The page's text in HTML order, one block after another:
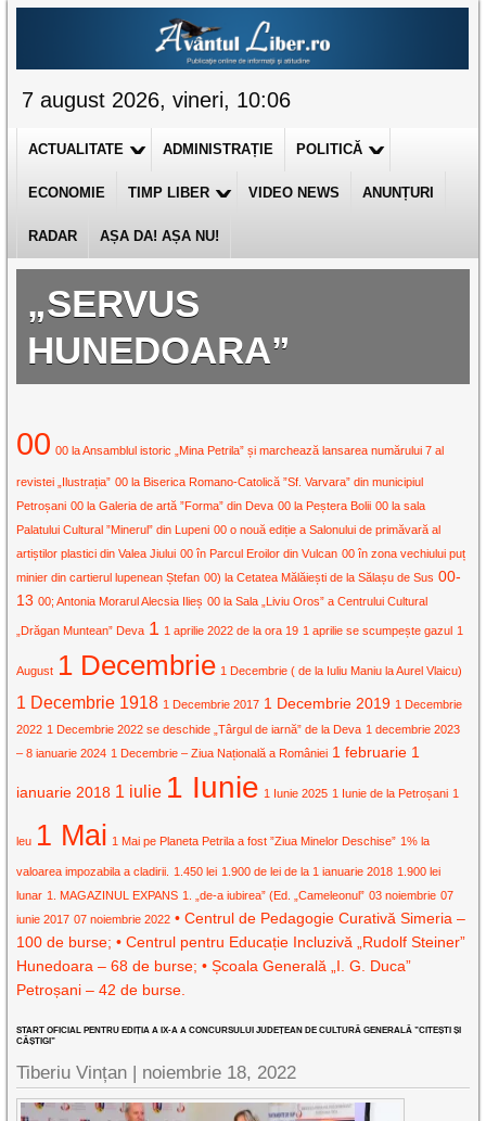
7 august 2026, vineri, 10:06
ACTUALITATE ADMINISTRAȚIE POLITICĂ
ECONOMIE TIMP LIBER VIDEO NEWS ANUNȚURI
RADAR AȘA DA! AȘA NU!
„SERVUS
HUNEDOARA”
00 00 la Ansamblul istoric „Mina Petrila” și marchează lansarea numărului 7 al
revistei „Ilustrația” 00 la Biserica Romano-Catolică ”Sf. Varvara” din municipiul
Petroșani 00 la Galeria de artă ”Forma” din Deva 00 la Peștera Bolii 00 la sala
Palatului Cultural ”Minerul” din Lupeni 00 o nouă ediție a Salonului de primăvară al
artiștilor plastici din Valea Jiului 00 în Parcul Eroilor din Vulcan 00 în zona vechiului puț
minier din cartierul lupenean Ștefan 00) la Cetatea Mălăiești de la Sălașu de Sus 00-
13 00; Antonia Morarul Alecsia Ilieș 00 la Sala „Liviu Oros” a Centrului Cultural
„Drăgan Muntean” Deva 1 1 aprilie 2022 de la ora 19 1 aprilie se scumpește gazul 1
August 1 Decembrie 1 Decembrie ( de la Iuliu Maniu la Aurel Vlaicu)
1 Decembrie 1918 1 Decembrie 2017 1 Decembrie 2019 1 Decembrie
2022 1 Decembrie 2022 se deschide „Târgul de iarnă” de la Deva 1 decembrie 2023
– 8 ianuarie 2024 1 Decembrie – Ziua Națională a României 1 februarie 1
ianuarie 2018 1 iulie 1 Iunie 1 Iunie 2025 1 Iunie de la Petroșani 1
leu 1 Mai 1 Mai pe Planeta Petrila a fost ”Ziua Minelor Deschise” 1% la
valoarea impozabila a cladirii. 1.450 lei 1.900 de lei de la 1 ianuarie 2018 1.900 lei
lunar 1. MAGAZINUL EXPANS 1. „de-a iubirea” (Ed. „Cameleonul” 03 noiembrie 07
iunie 2017 07 noiembrie 2022 • Centrul de Pedagogie Curativă Simeria –
100 de burse; • Centrul pentru Educație Incluzivă „Rudolf Steiner”
Hunedoara – 68 de burse; • Școala Generală „I. G. Duca”
Petroșani – 42 de burse.
START OFICIAL PENTRU EDIȚIA A IX-A A CONCURSULUI JUDEȚEAN DE CULTURĂ GENERALĂ ”CITEȘTI ȘI
CÂȘTIGI”
Tiberiu Vințan | noiembrie 18, 2022